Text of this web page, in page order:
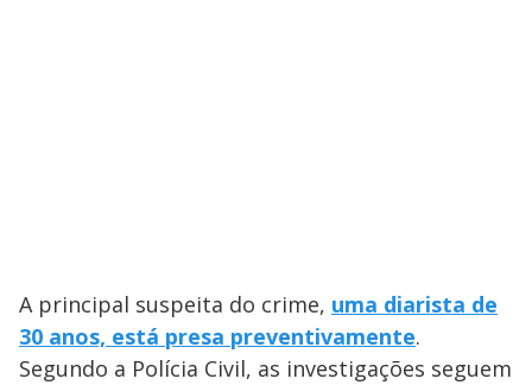
A principal suspeita do crime, uma diarista de
30 anos, está presa preventivamente.
Segundo a Polícia Civil, as investigações seguem